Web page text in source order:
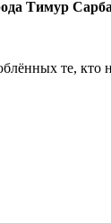
Тимур
те, кто